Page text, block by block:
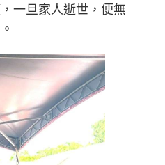
一旦家人逝世，便無